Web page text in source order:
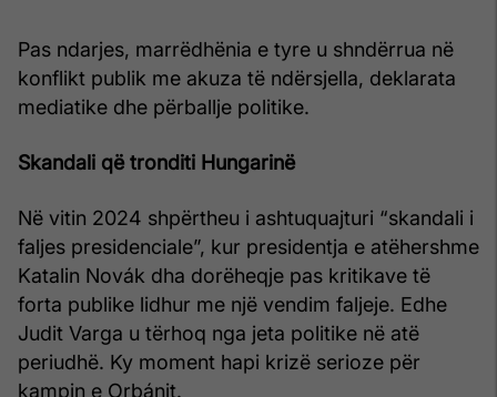
Pas ndarjes, marrëdhënia e tyre u shndërrua në
konflikt publik me akuza të ndërsjella, deklarata
mediatike dhe përballje politike.
Skandali që tronditi Hungarinë
Në vitin 2024 shpërtheu i ashtuquajturi “skandali i
faljes presidenciale”, kur presidentja e atëhershme
Katalin Novák dha dorëheqje pas kritikave të
forta publike lidhur me një vendim faljeje. Edhe
Judit Varga u tërhoq nga jeta politike në atë
periudhë. Ky moment hapi krizë serioze për
kampin e Orbánit.